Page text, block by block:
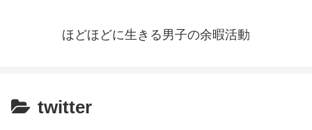
ほどほどに生きる男子の余暇活動
twitter